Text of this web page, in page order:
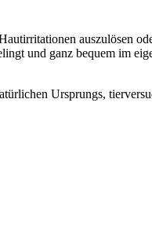
auszulösen
und ganz bequem im
Ursprungs,